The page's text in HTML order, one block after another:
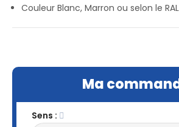
Couleur Blanc, Marron ou selon le
Ma
Sens :